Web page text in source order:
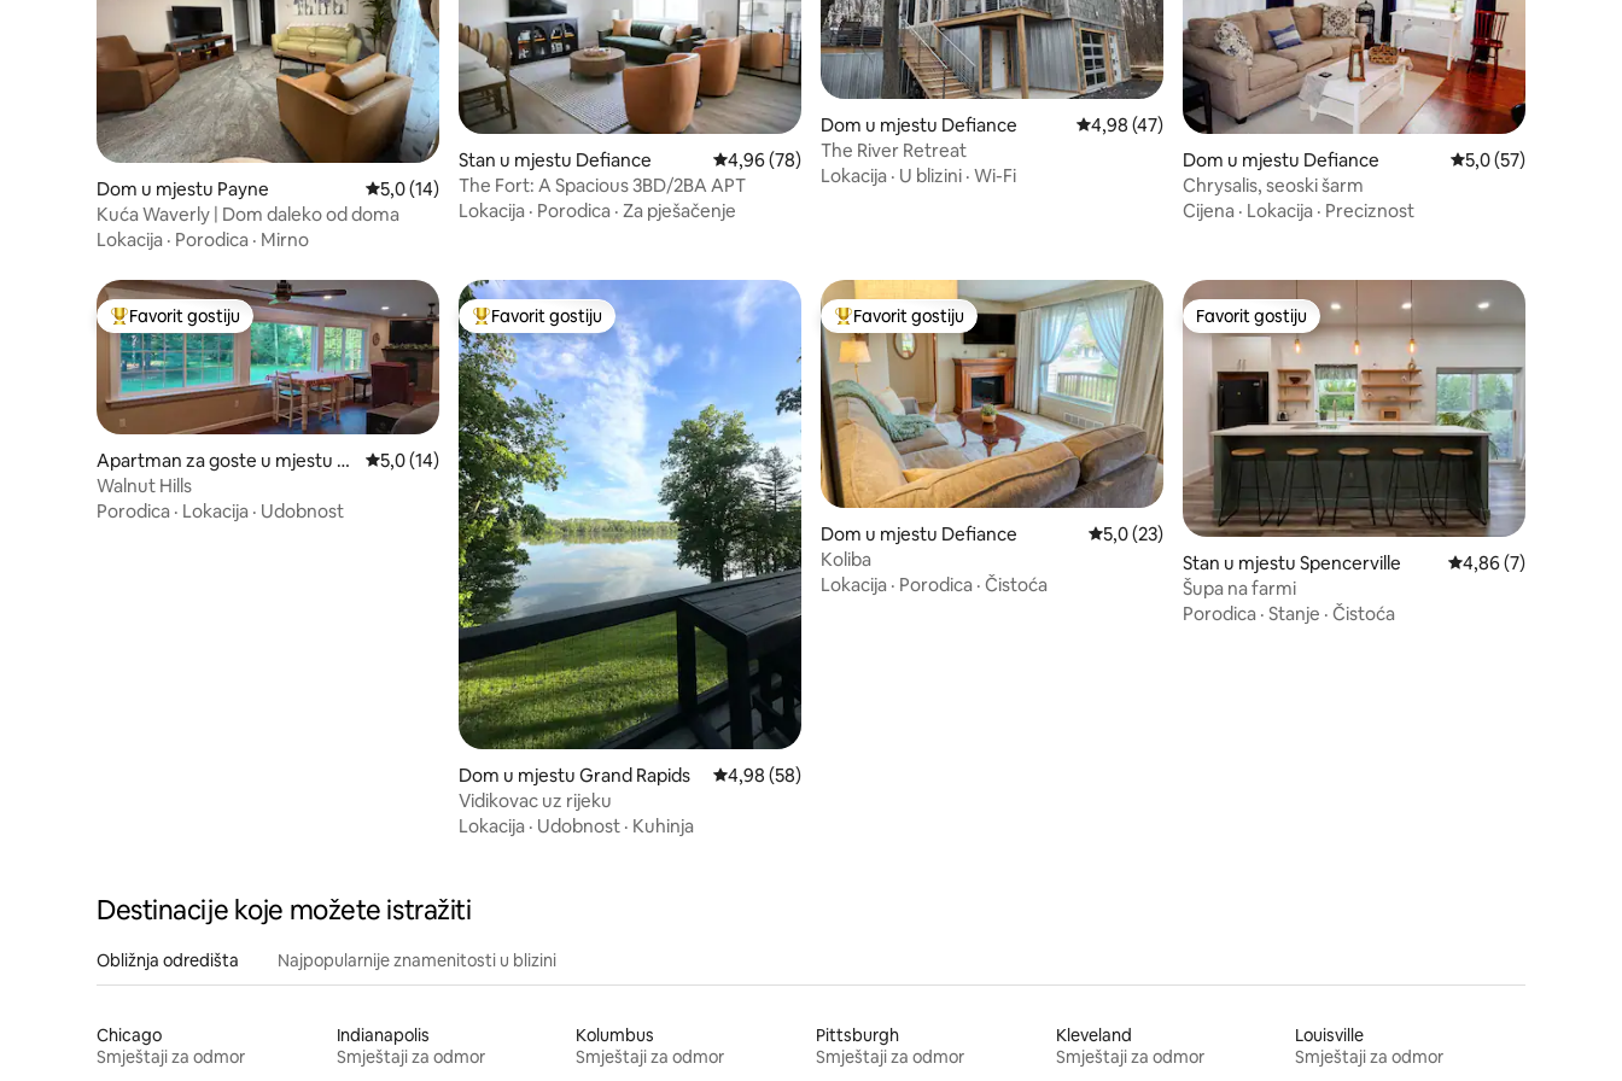
Dom u mjestu Payne Prosječna ocjena: 5,0 od 5, recenzija: 14
5,0 (14)
Kuća Waverly | Dom daleko od doma
Lokacija · Porodica · Mirno
Stan u mjestu Defiance Prosječna ocjena: 4,96 od 5, recenzija: 78
4,96 (78)
The Fort: A Spacious 3BD/2BA APT
Lokacija · Porodica · Za pješačenje
Dom u mjestu Defiance Prosječna ocjena: 4,98 od 5, recenzija: 47
4,98 (47)
The River Retreat
Lokacija · U blizini · Wi-Fi
Dom u mjestu Defiance Prosječna ocjena:
5,0 (57)
Chrysalis, seoski šarm
Cijena · Lokacija · Preciznost
Glavni favorit gostiju
Favorit gostiju
Apartman za goste u mjestu F
ort Wayne
Prosječna ocjena: 5,0 od 5, recenzija: 14
5,0 (14)
Walnut Hills
Porodica · Lokacija · Udobnost
Glavni favorit gostiju
Favorit gostiju
Dom u mjestu Grand Rapids Prosječna ocjena: 4,98 od 5, recenzija: 58
4,98 (58)
Vidikovac uz rijeku
Lokacija · Udobnost · Kuhinja
Glavni favorit gostiju
Favorit gostiju
Dom u mjestu Defiance Prosječna ocjena: 5,0 od 5, recenzija: 23
5,0 (23)
Koliba
Lokacija · Porodica · Čistoća
Favorit gostiju
Favorit gostiju
Stan u mjestu Spencerville Prosječna ocjena:
4,86 (7)
Šupa na farmi
Porodica · Stanje · Čistoća
Destinacije koje možete istražiti
Obližnja odredišta Najpopularnije znamenitosti u blizini
Chicago
Smještaji za odmor
Indianapolis
Smještaji za odmor
Kolumbus
Smještaji za odmor
Pittsburgh
Smještaji za odmor
Kleveland
Smještaji za odmor
Louisville
Smještaji za odmor